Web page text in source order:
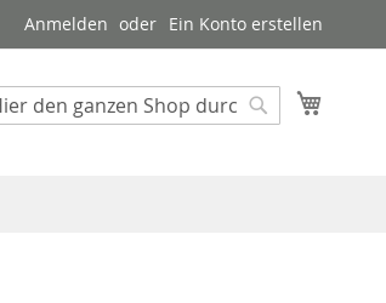
Anmelden Ein Konto erstellen